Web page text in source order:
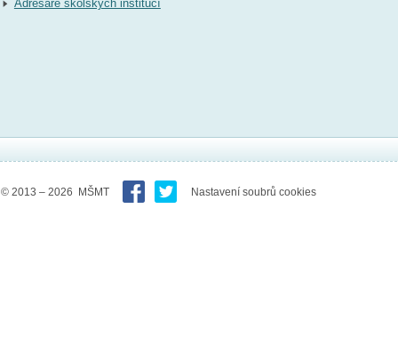
Adresáře školských institucí
© 2013 – 2026 MŠMT Nastavení soubrů cookies